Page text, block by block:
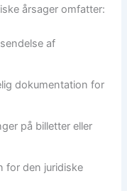
årsager omfatter:
af
dokumentation for
på billetter eller
for den juridiske